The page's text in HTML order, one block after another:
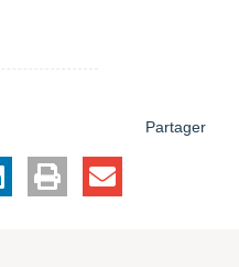
Partager